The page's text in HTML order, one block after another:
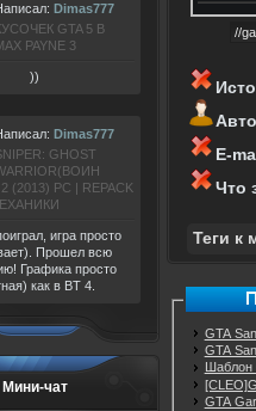
Dimas777
GTA 5 В
PAYNE 3
))
Dimas777
GHOST
(2013) РС | REPACK
игра просто
Прошел всю
Графика просто
как в BT 4.
Мини-чат
E-
Что
Теги к
GTA
GTA
Шаблон
GTA